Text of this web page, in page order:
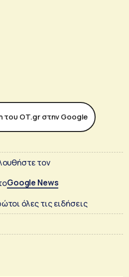
του ΟΤ.gr στην Google
τον
Google News
όλες τις ειδήσεις